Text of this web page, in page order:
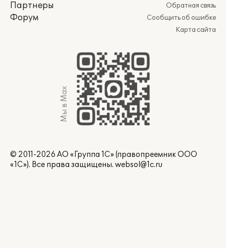
Партнеры
Форум
Обратная связь
Сообщить об ошибке
Карта сайта
Мы в Max
© 2011-2026 АО «Группа 1С» (правопреемник ООО
«1С»). Все права защищены. websol@1c.ru